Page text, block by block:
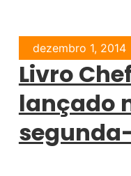
dezembro 1, 2014
Livro
lançado